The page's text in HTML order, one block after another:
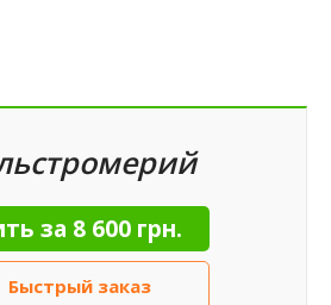
за 8 600 грн.
Быстрый заказ